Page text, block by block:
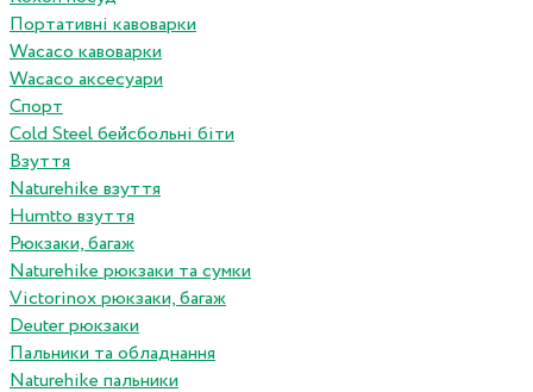
Портативні кавоварки
Wacaco кавоварки
Wacaco аксесуари
Спорт
Cold Steel бейсбольні біти
Взуття
Naturehike взуття
Humtto взуття
Рюкзаки, багаж
Naturehike рюкзаки та сумки
Victorinox рюкзаки, багаж
Deuter рюкзаки
Пальники та обладнання
Naturehike пальники